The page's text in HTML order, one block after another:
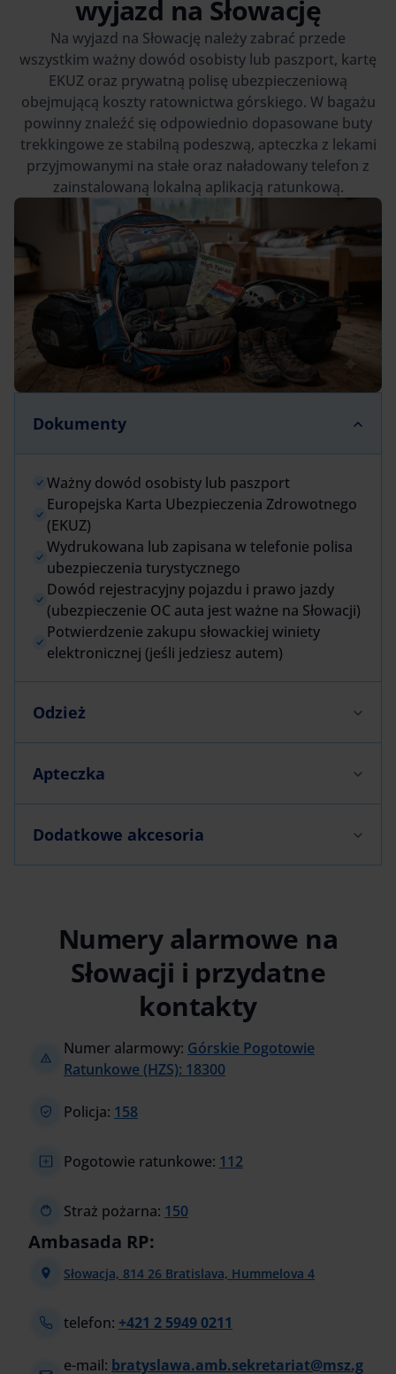
wyjazd na Słowację
Na wyjazd na Słowację należy zabrać przede
wszystkim ważny dowód osobisty lub paszport, kartę
EKUZ oraz prywatną polisę ubezpieczeniową
obejmującą koszty ratownictwa górskiego. W bagażu
powinny znaleźć się odpowiednio dopasowane buty
trekkingowe ze stabilną podeszwą, apteczka z lekami
przyjmowanymi na stałe oraz naładowany telefon z
zainstalowaną lokalną aplikacją ratunkową.
Dokumenty
Ważny dowód osobisty lub paszport
Europejska Karta Ubezpieczenia Zdrowotnego
(EKUZ)
Wydrukowana lub zapisana w telefonie polisa
ubezpieczenia turystycznego
Dowód rejestracyjny pojazdu i prawo jazdy
(ubezpieczenie OC auta jest ważne na Słowacji)
Potwierdzenie zakupu słowackiej winiety
elektronicznej (jeśli jedziesz autem)
Odzież
Apteczka
Dodatkowe akcesoria
Numery alarmowe na
Słowacji i przydatne
kontakty
Numer alarmowy: Górskie Pogotowie
Ratunkowe (HZS): 18300
Policja: 158
Pogotowie ratunkowe: 112
Straż pożarna: 150
Ambasada RP:
Słowacja, 814 26 Bratislava, Hummelova 4
telefon: +421 2 5949 0211
e-mail: bratyslawa.amb.sekretariat@msz.g